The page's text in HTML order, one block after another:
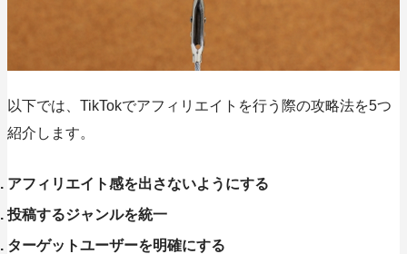
以下では、TikTokでアフィリエイトを行う際の攻略法を5つ
紹介します。
アフィリエイト感を出さないようにする
投稿するジャンルを統一
ターゲットユーザーを明確にする